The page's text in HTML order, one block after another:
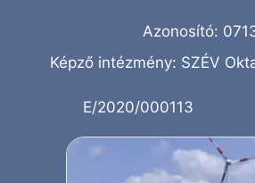
Azonosító:
Képző intézmény: SZÉV
E/2020/000113